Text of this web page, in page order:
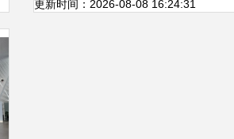
成功，深耕网络技术服务领域
更新时间：2026-08-08 16:24:31